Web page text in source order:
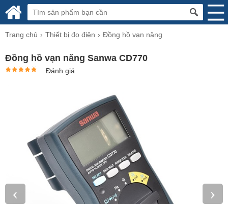
Trang chủ Thiết bị đo điện Đồng hồ vạn năng
Đồng hồ vạn năng Sanwa CD770
Đánh giá
‹ ›